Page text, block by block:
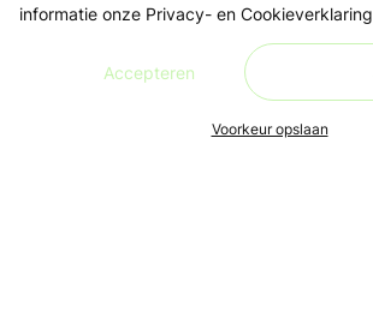
informatie onze Privacy- en Cookieverklaring
Accepteren
Voorkeur opslaan